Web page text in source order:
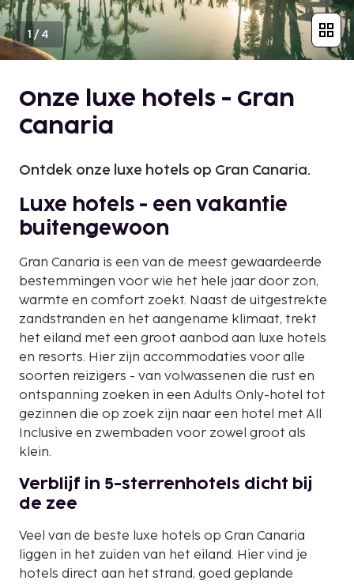
1 /4
Onze luxe hotels - Gran
Canaria
Ontdek onze luxe hotels op Gran Canaria.
Luxe hotels - een vakantie
buitengewoon
Gran Canaria is een van de meest gewaardeerde
bestemmingen voor wie het hele jaar door zon,
warmte en comfort zoekt. Naast de uitgestrekte
zandstranden en het aangename klimaat, trekt
het eiland met een groot aanbod aan luxe hotels
en resorts. Hier zijn accommodaties voor alle
soorten reizigers - van volwassenen die rust en
ontspanning zoeken in een Adults Only-hotel tot
gezinnen die op zoek zijn naar een hotel met All
Inclusive en zwembaden voor zowel groot als
klein.
Verblijf in 5-sterrenhotels dicht bij
de zee
Veel van de beste luxe hotels op Gran Canaria
liggen in het zuiden van het eiland. Hier vind je
hotels direct aan het strand, goed geplande